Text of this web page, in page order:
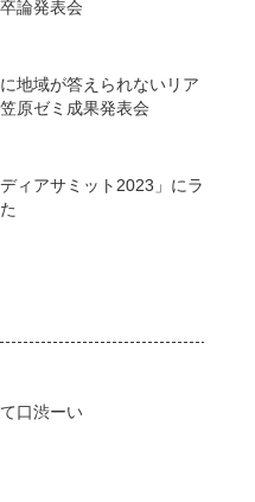
論発表会
地域が答えられないリア
原ゼミ成果発表会
ィアサミット2023」にラ
口渋ーい